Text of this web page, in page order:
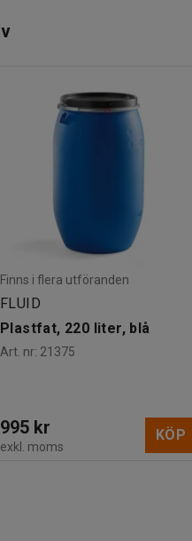
Finns i flera utföranden
FLUID
Plastfat, 220 liter, blå
Art. nr: 21375
995 kr
exkl. moms
KÖP